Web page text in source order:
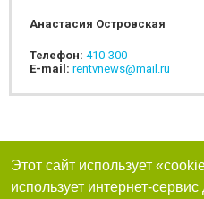
Анастасия Островская
Телефон: 410-300
E-mail: rentvnews@mail.ru
Этот сайт использует
использует интернет-